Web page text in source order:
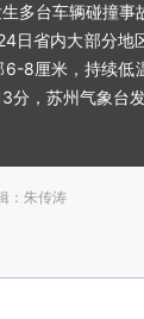
多台车辆碰撞
省内大部分地
8厘米，持续
，苏州气象台
：朱传涛